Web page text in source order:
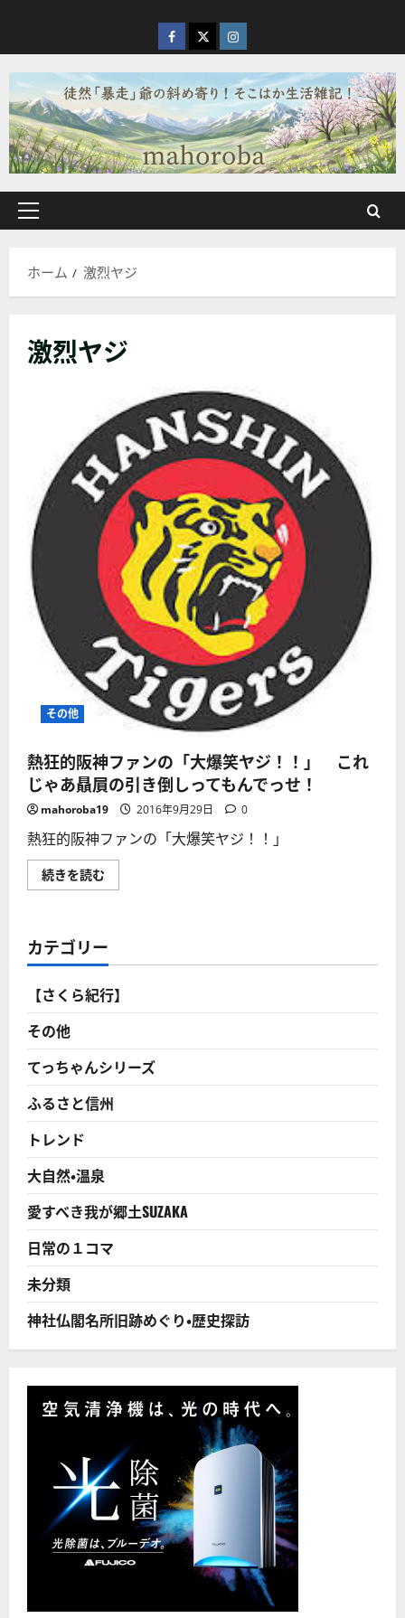
を
ス
キ
ッ
プ
facebook
X Instagram
メ
ン
ー
ホーム 激烈ヤジ
激烈ヤジ
その他
熱狂的阪神ファンの「大爆笑ヤジ！！」 これ
じゃあ贔屓の引き倒しってもんでっせ！
mahoroba19 2016年9月29日 0
熱狂的阪神ファンの「大爆笑ヤジ！！」
続きを読む
狂
ァ
ン
「大
爆
笑
こ
れ
じ
ゃ
あ
贔
屓
倒
し
っ
て
も
ん
で
っ
つ
い
て
ら
カテゴリー
【さくら紀行】
その他
てっちゃんシリーズ
ふるさと信州
トレンド
大自然・温泉
愛すべき我が郷土SUZAKA
日常の１コマ
未分類
神社仏閣名所旧跡めぐり・歴史探訪